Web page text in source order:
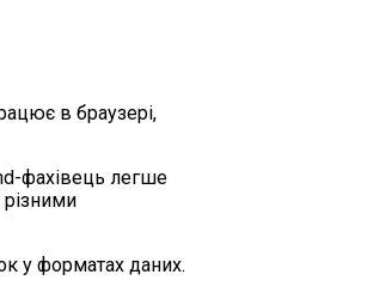
в браузері,
фахівець легше
у форматах даних.